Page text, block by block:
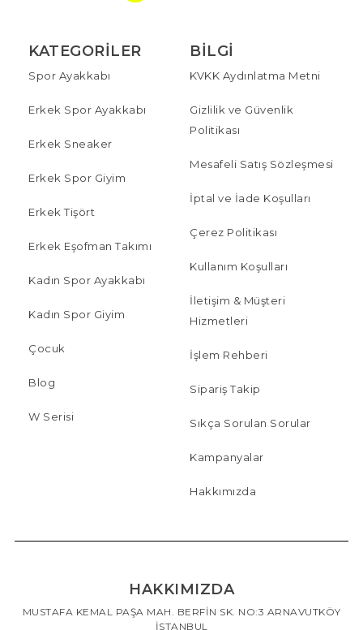
KATEGORILER
Spor Ayakkabı
Erkek Spor Ayakkabı
Erkek Sneaker
Erkek Spor Giyim
Erkek Tişört
Erkek Eşofman Takımı
Kadın Spor Ayakkabı
Kadın Spor Giyim
Çocuk
Blog
W Serisi
BILGI
KVKK Aydınlatma Metni
Gizlilik ve Güvenlik
Politikası
Mesafeli Satış Sözleşmesi
İptal ve İade Koşulları
Çerez Politikası
Kullanım Koşulları
İletişim & Müşteri
Hizmetleri
İşlem Rehberi
Sipariş Takip
Sıkça Sorulan Sorular
Kampanyalar
Hakkımızda
HAKKIMIZDA
MUSTAFA KEMAL PAŞA MAH. BERFİN SK. NO:3 ARNAVUTKÖY
İSTANBUL